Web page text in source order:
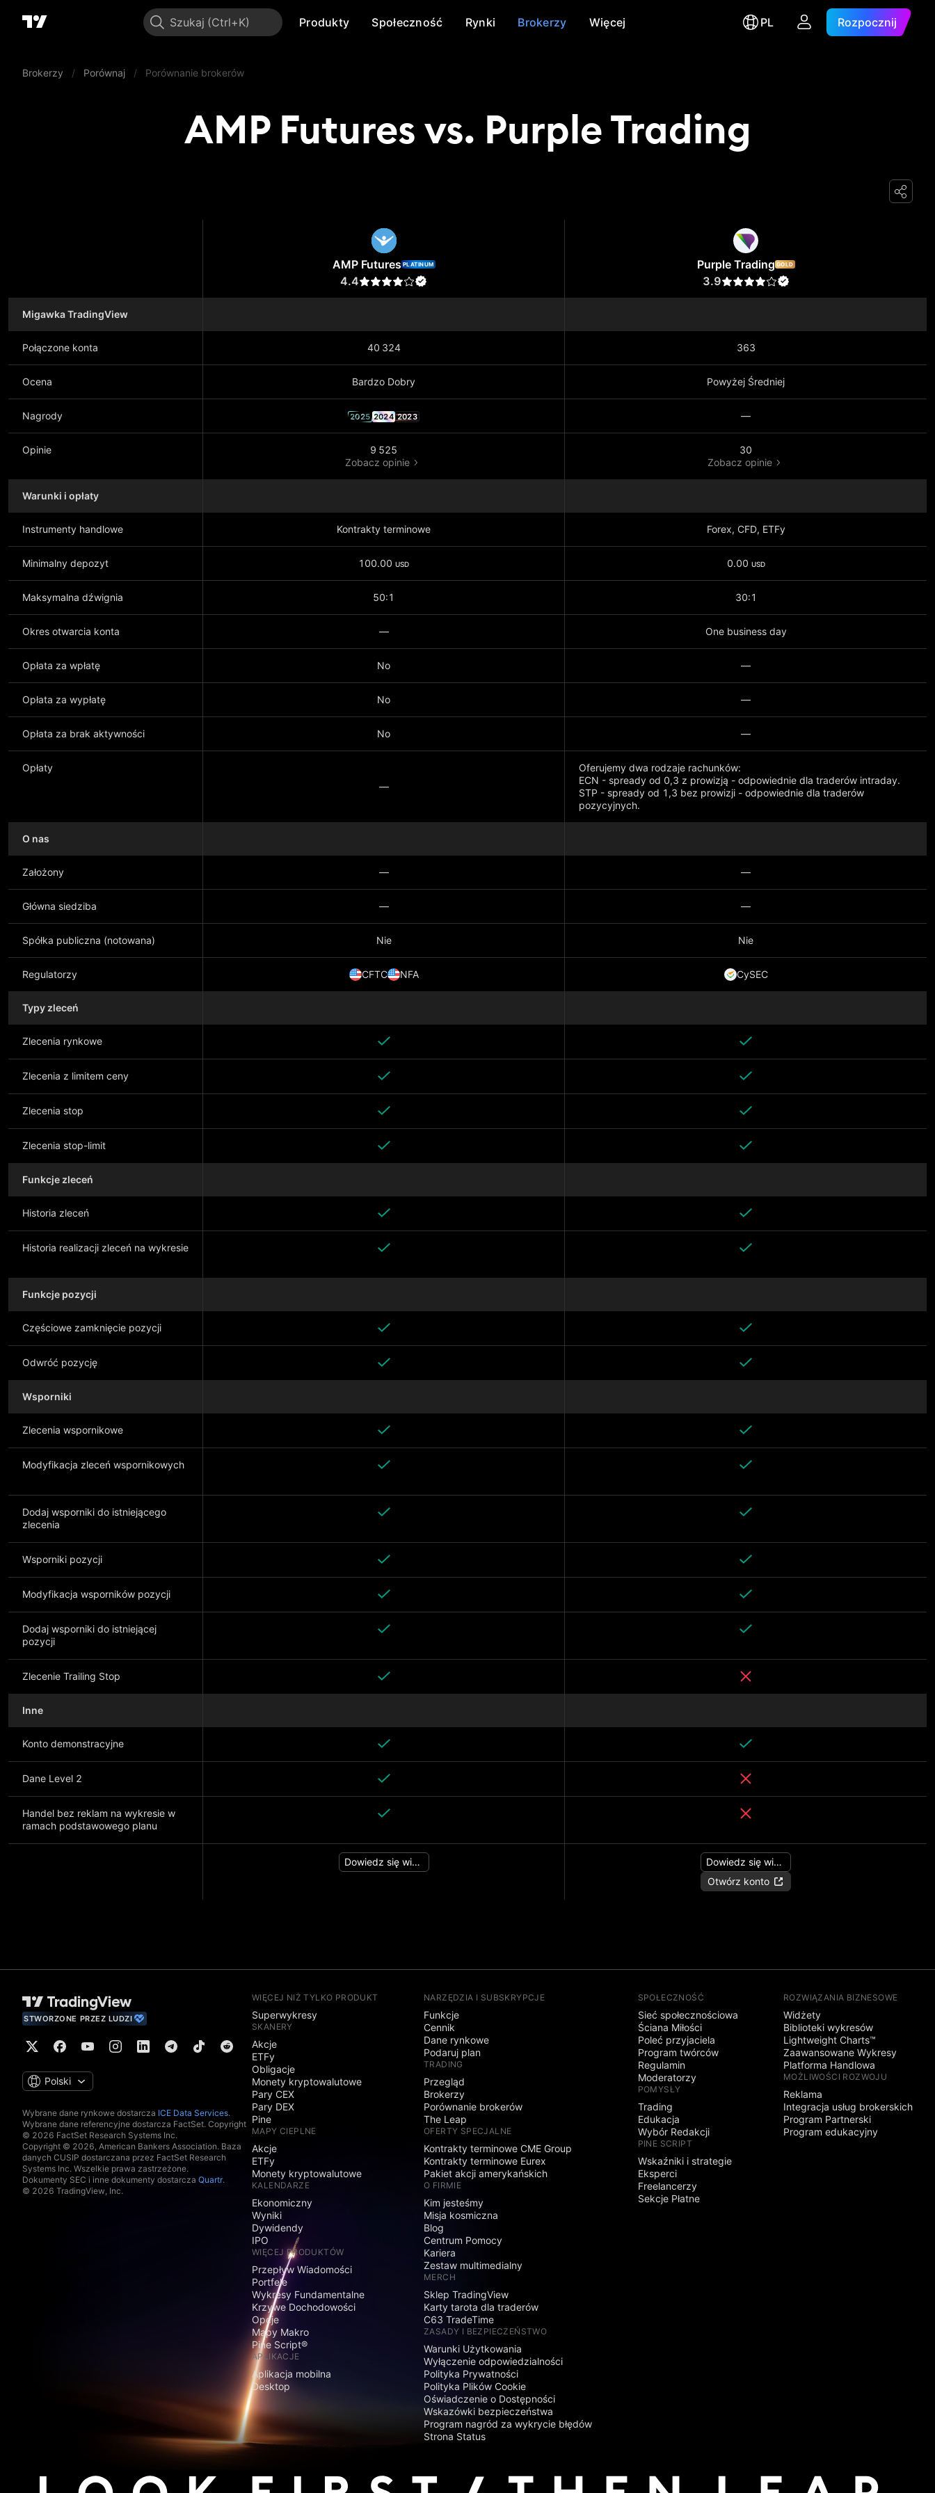
Szukaj Produkty Społeczność Rynki Brokerzy Więcej PL Rozpocznij
Brokerzy / Porównaj / Porównanie brokerów
AMP Futures vs. Purple Trading
AMP Futures PLATINUM
4.4
Purple Trading GOLD
3.9
Migawka TradingView
Połączone konta 40 324 363
Ocena Bardzo Dobry Powyżej Średniej
Nagrody 2025 2024 2023 —
Opinie
9 525
Zobacz opinie
30
Zobacz opinie
Warunki i opłaty
Instrumenty handlowe Kontrakty terminowe Forex, CFD, ETFy
Minimalny depozyt 100.00 USD 0.00 USD
Maksymalna dźwignia 50:1 30:1
Okres otwarcia konta — One business day
Opłata za wpłatę No —
Opłata za wypłatę No —
Opłata za brak aktywności No —
Opłaty
—
Oferujemy dwa rodzaje rachunków:
ECN - spready od 0,3 z prowizją - odpowiednie dla traderów intraday.
STP - spready od 1,3 bez prowizji - odpowiednie dla traderów
pozycyjnych.
O nas
Założony — —
Główna siedziba — —
Spółka publiczna (notowana) Nie Nie
Regulatorzy CFTC NFA CySEC
Typy zleceń
Zlecenia rynkowe
Zlecenia z limitem ceny
Zlecenia stop
Zlecenia stop-limit
Funkcje zleceń
Historia zleceń
Historia realizacji zleceń na wykresie
Funkcje pozycji
Częściowe zamknięcie pozycji
Odwróć pozycję
Wsporniki
Zlecenia wspornikowe
Modyfikacja zleceń wspornikowych
Dodaj wsporniki do istniejącego
zlecenia
Wsporniki pozycji
Modyfikacja wsporników pozycji
Dodaj wsporniki do istniejącej
pozycji
Zlecenie Trailing Stop
Inne
Konto demonstracyjne
Dane Level 2
Handel bez reklam na wykresie w
ramach podstawowego planu
Dowiedz się więcej
Dowiedz się więcej
Otwórz konto
STWORZONE PRZEZ LUDZI
Polski
Wybrane dane rynkowe dostarcza ICE Data Services.
Wybrane dane referencyjne dostarcza FactSet. Copyright
© 2026 FactSet Research Systems Inc.
Copyright © 2026, American Bankers Association. Baza
danych CUSIP dostarczana przez FactSet Research
Systems Inc. Wszelkie prawa zastrzeżone.
Dokumenty SEC i inne dokumenty dostarcza Quartr.
© 2026 TradingView, Inc.
WIĘCEJ NIŻ TYLKO PRODUKT
Superwykresy
SKANERY
Akcje
ETFy
Obligacje
Monety kryptowalutowe
Pary CEX
Pary DEX
Pine
MAPY CIEPLNE
Akcje
ETFy
Monety kryptowalutowe
KALENDARZE
Ekonomiczny
Wyniki
Dywidendy
IPO
WIĘCEJ PRODUKTÓW
Przepływ Wiadomości
Portfele
Wykresy Fundamentalne
Krzywe Dochodowości
Opcje
Mapy Makro
Pine Script®
APLIKACJE
Aplikacja mobilna
Desktop
NARZĘDZIA I SUBSKRYPCJE
Funkcje
Cennik
Dane rynkowe
Podaruj plan
TRADING
Przegląd
Brokerzy
Porównanie brokerów
The Leap
OFERTY SPECJALNE
Kontrakty terminowe CME Group
Kontrakty terminowe Eurex
Pakiet akcji amerykańskich
O FIRMIE
Kim jesteśmy
Misja kosmiczna
Blog
Centrum Pomocy
Kariera
Zestaw multimedialny
MERCH
Sklep TradingView
Karty tarota dla traderów
C63 TradeTime
ZASADY I BEZPIECZEŃSTWO
Warunki Użytkowania
Wyłączenie odpowiedzialności
Polityka Prywatności
Polityka Plików Cookie
Oświadczenie o Dostępności
Wskazówki bezpieczeństwa
Program nagród za wykrycie błędów
Strona Status
SPOŁECZNOŚĆ
Sieć społecznościowa
Ściana Miłości
Poleć przyjaciela
Program twórców
Regulamin
Moderatorzy
POMYSŁY
Trading
Edukacja
Wybór Redakcji
PINE SCRIPT
Wskaźniki i strategie
Eksperci
Freelancerzy
Sekcje Płatne
ROZWIĄZANIA BIZNESOWE
Widżety
Biblioteki wykresów
Lightweight Charts™
Zaawansowane Wykresy
Platforma Handlowa
MOŻLIWOŚCI ROZWOJU
Reklama
Integracja usług brokerskich
Program Partnerski
Program edukacyjny